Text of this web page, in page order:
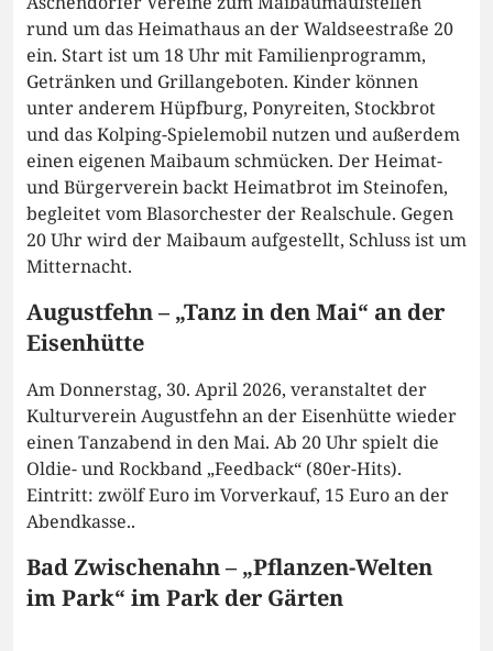
rund um das Heimathaus an der Waldseestraße 20
ein. Start ist um 18 Uhr mit Familienprogramm,
Getränken und Grillangeboten. Kinder können
unter anderem Hüpfburg, Ponyreiten, Stockbrot
und das Kolping-Spielemobil nutzen und außerdem
einen eigenen Maibaum schmücken. Der Heimat-
und Bürgerverein backt Heimatbrot im Steinofen,
begleitet vom Blasorchester der Realschule. Gegen
20 Uhr wird der Maibaum aufgestellt, Schluss ist um
Mitternacht.
Augustfehn – „Tanz in den Mai“ an der
Eisenhütte
Am Donnerstag, 30. April 2026, veranstaltet der
Kulturverein Augustfehn an der Eisenhütte wieder
einen Tanzabend in den Mai. Ab 20 Uhr spielt die
Oldie- und Rockband „Feedback“ (80er-Hits).
Eintritt: zwölf Euro im Vorverkauf, 15 Euro an der
Abendkasse..
Bad Zwischenahn – „Pflanzen-Welten
im Park“ im Park der Gärten